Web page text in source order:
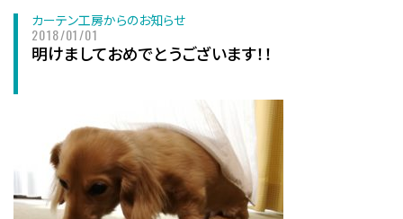
カーテン工房からのお知らせ
2018/01/01
明けましておめでとうございます！！